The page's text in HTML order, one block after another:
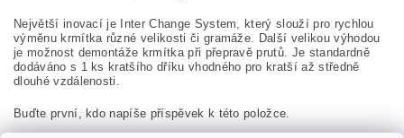
Největší inovací je Inter Change System, který slouží pro rychlou
výměnu krmítka různé velikosti či gramáže. Další velikou výhodou
je možnost demontáže krmítka při přepravě prutů. Je standardně
dodáváno s 1 ks kratšího dříku vhodného pro kratší až středně
dlouhé vzdálenosti.
Buďte první, kdo napíše příspěvek k této položce.